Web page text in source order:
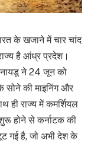
के खजाने में चार चांद
है आंध्र प्रदेश।
ने 24 जून को
की माइनिंग और
ही राज्य में कमर्शियल
होने से कर्नाटक की
गई है, जो अभी देश के